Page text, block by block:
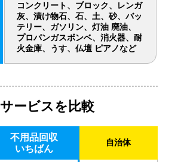
コンクリート、ブロック、レンガ
灰、漬け物石、石、土、砂、バッ
テリー、ガソリン、灯油 廃油、
プロパンガスボンベ、消火器、耐
火金庫、うす、仏壇 ピアノなど
サービスを比較
不用品回収
いちばん
自治体